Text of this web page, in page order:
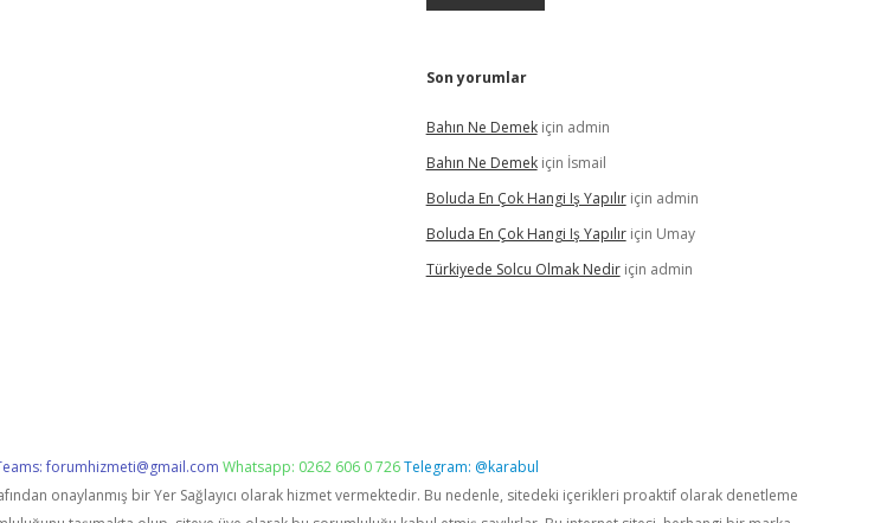
Son yorumlar
Bahın Ne Demekiçin admin
Bahın Ne Demekiçin İsmail
Boluda En Çok Hangi Iş Yapılıriçin admin
Boluda En Çok Hangi Iş Yapılıriçin Umay
Türkiyede Solcu Olmak Nediriçin admin
forumhizmeti@gmail.com Whatsapp: 0262 606 0 726Telegram: @karabul
onaylanmış bir Yer Sağlayıcı olarak hizmet vermektedir. Bu nedenle, sitedeki içerikleri proaktif olarak denetleme